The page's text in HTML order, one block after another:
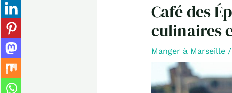
Café des
culinaires
Manger à Marseille/